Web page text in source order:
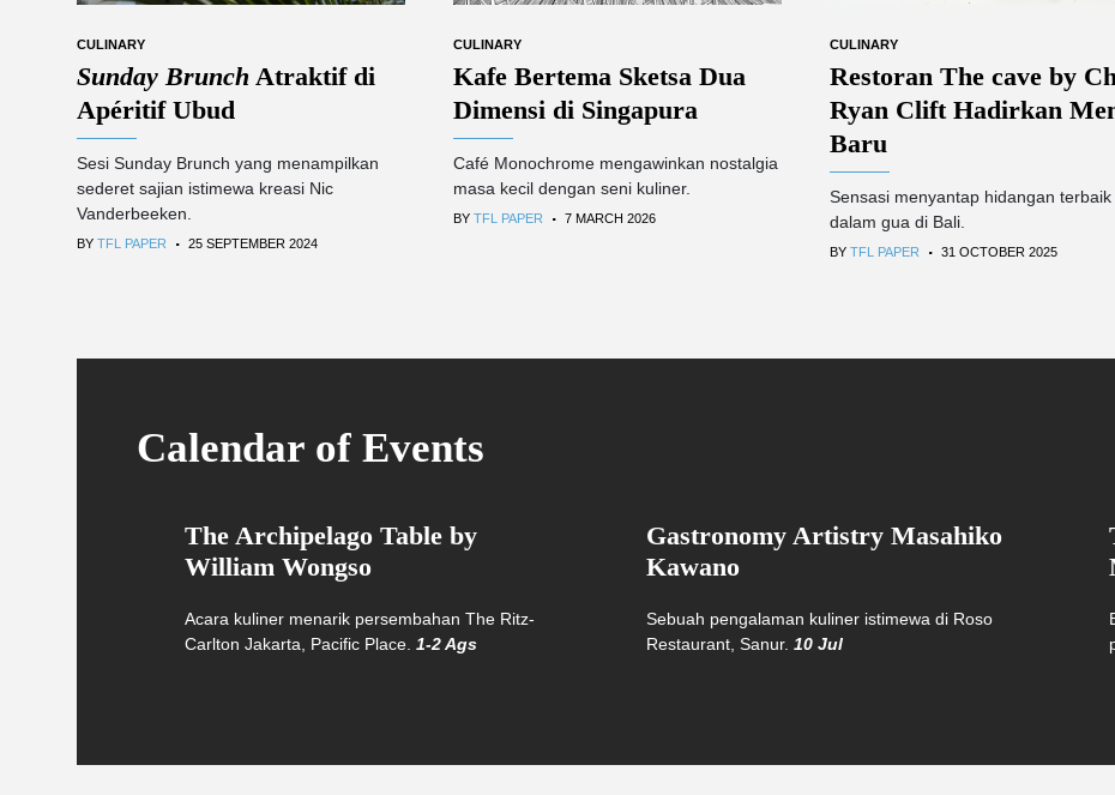
CULINARY
Sunday Brunch Atraktif di
Apéritif Ubud
Sesi Sunday Brunch yang menampilkan
sederet sajian istimewa kreasi Nic
Vanderbeeken.
BY TFL PAPER . 25 SEPTEMBER 2024
CULINARY
Kafe Bertema Sketsa Dua
Dimensi di Singapura
Café Monochrome mengawinkan nostalgia
masa kecil dengan seni kuliner.
BY TFL PAPER . 7 MARCH 2026
CULINARY
Restoran The cave by
Ryan Clift Hadirkan
Baru
Sensasi menyantap hidangan terbaik
dalam gua di Bali.
BY TFL PAPER . 31 OCTOBER 2025
Calendar of Events
The Archipelago Table by
William Wongso
Acara kuliner menarik persembahan The Ritz-
Carlton Jakarta, Pacific Place. 1-2 Ags
Gastronomy Artistry Masahiko
Kawano
Sebuah pengalaman kuliner istimewa di Roso
Restaurant, Sanur.10 Jul